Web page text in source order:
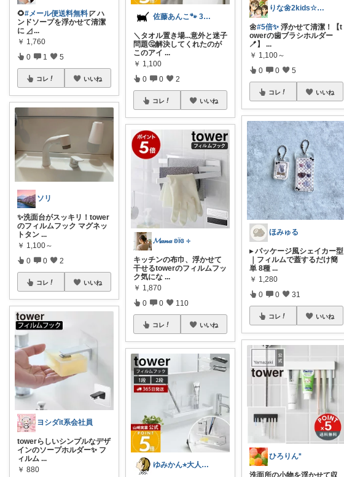
🌻#メール便送料無料 ◸ ハ
ンドソープを浮かせて清潔
に ◿...
￥ 1,760
0 1 5
コレ いいね
ソリ
✨洗面台がスッキリ！tower
のフィルムフック マグネッ
トタン ...
￥ 1,100～
0 0 2
コレ いいね
ヨシダit系会社員
towerらしいシンプルなデザ
インのソープホルダー✨ フ
ィルム ...
￥ 880
佐藤あんこ🐾 30代OLの暮らし
＼タオル置き場...意外と迷子
問題🤔解決してくれたのが
このアイ ...
￥ 1,100
0 0 2
コレ いいね
𝓜𝒶𝓃𝒶 ʚïɞ ⊹
キッチンの布巾、浮かせて
干せるtowerのフィルムフッ
ク気にな ...
￥ 1,870
0 0 110
コレ いいね
ゆみかん⭐︎大人の暮らし研究室
りな🌼2kids☆毎日をちょっと快適に
🌼#5倍✨ 浮かせて清潔！【t
owerの歯ブラシホルダー
🪥】...
￥ 1,100～
0 0 5
コレ いいね
ほみゅる
▸ パッケージ風シェイカー型
｜フィルムで蓋するだけ簡
単 8種 ...
￥ 1,280
0 0 31
コレ いいね
ひろりん*
洗面所の小物を浮かせて収